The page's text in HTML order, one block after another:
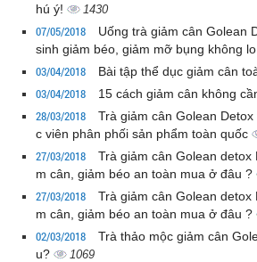
hú ý!
1430
07/05/2018
Uống trà giảm cân Golean
sinh giảm béo, giảm mỡ bụng không lo
03/04/2018 Bài tập thể dục giảm cân
03/04/2018 15 cách giảm cân không
28/03/2018
Trà giảm cân Golean
c viên phân phối sản phẩm toàn quốc
27/03/2018
Trà giảm cân Golean detox
m cân, giảm béo an toàn mua ở đâu ?
27/03/2018
Trà giảm cân Golean detox
m cân, giảm béo an toàn mua ở đâu ?
02/03/2018
Trà thảo mộc giảm cân
u?
1069